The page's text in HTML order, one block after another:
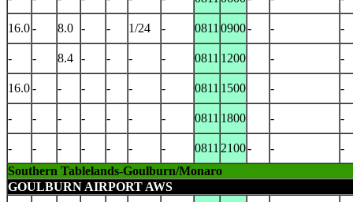
16.0- 8.0 - - 1/24 - 0811 0900- - -
- - 8.4 - - - - 0811 1200 - -
16.0- - - - - - 0811 1500 - -
- - - - - - - 0811 1800 - -
- - - - - - - 0811 2100- -
-
Southern Tablelands-Goulburn/Monaro
GOULBURN AIRPORT AWS